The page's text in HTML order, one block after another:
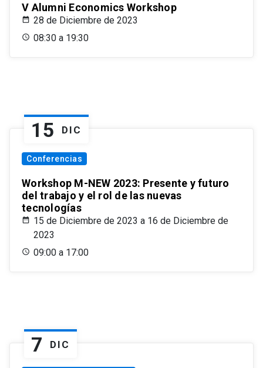
V Alumni Economics Workshop
28 de Diciembre de 2023
08:30 a 19:30
15 DIC
Conferencias
Workshop M-NEW 2023: Presente y futuro
del trabajo y el rol de las nuevas
tecnologías
15 de Diciembre de 2023 a 16 de Diciembre de
2023
09:00 a 17:00
7 DIC